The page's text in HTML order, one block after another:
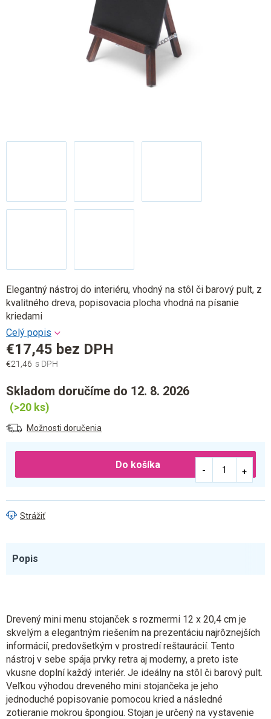
Elegantný nástroj do interiéru, vhodný na stôl či barový pult, z
kvalitného dreva, popisovacia plocha vhodná na písanie
kriedami
€21,46
€17,45 bez DPH
Jednotková
Skladom doručíme do 12. 8. 2026
(>20 ks)
Možnosti doručenia
Do košíka
Strážiť
Popis
Drevený mini menu stojanček s rozmermi 12 x 20,4 cm je
skvelým a elegantným riešením na prezentáciu najrôznejších
informácií, predovšetkým v prostredí reštaurácií. Tento
nástroj v sebe spája prvky retra aj moderny, a preto iste
vkusne doplní každý interiér. Je ideálny na stôl či barový pult.
Veľkou výhodou dreveného mini stojančeka je jeho
jednoduché popisovanie pomocou kried a následné
zotieranie mokrou špongiou. Stojan je určený na vystavenie